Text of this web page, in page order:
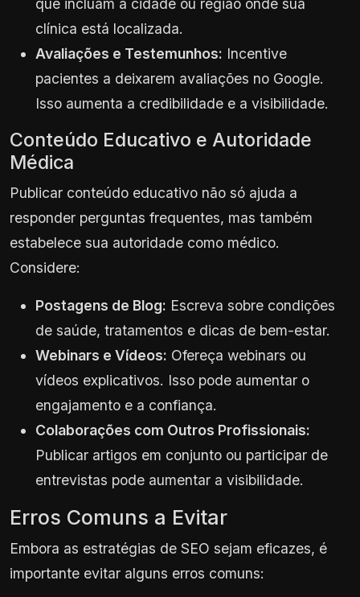
que incluam a cidade ou região onde sua
clínica está localizada.
Avaliações e Testemunhos: Incentive
pacientes a deixarem avaliações no Google.
Isso aumenta a credibilidade e a visibilidade.
Conteúdo Educativo e Autoridade
Médica
Publicar conteúdo educativo não só ajuda a
responder perguntas frequentes, mas também
estabelece sua autoridade como médico.
Considere:
Postagens de Blog: Escreva sobre condições
de saúde, tratamentos e dicas de bem-estar.
Webinars e Vídeos: Ofereça webinars ou
vídeos explicativos. Isso pode aumentar o
engajamento e a confiança.
Colaborações com Outros Profissionais:
Publicar artigos em conjunto ou participar de
entrevistas pode aumentar a visibilidade.
Erros Comuns a Evitar
Embora as estratégias de SEO sejam eficazes, é
importante evitar alguns erros comuns: